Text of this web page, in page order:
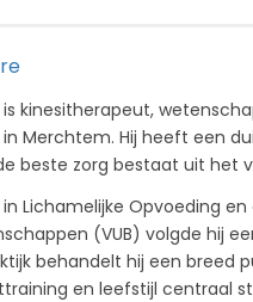
is kinesitherapeut,
in Merchtem. Hij heeft een
beste zorg bestaat uit het
Lichamelijke Opvoeding
(VUB) volgde hij
behandelt hij een breed
en leefstijl centraal